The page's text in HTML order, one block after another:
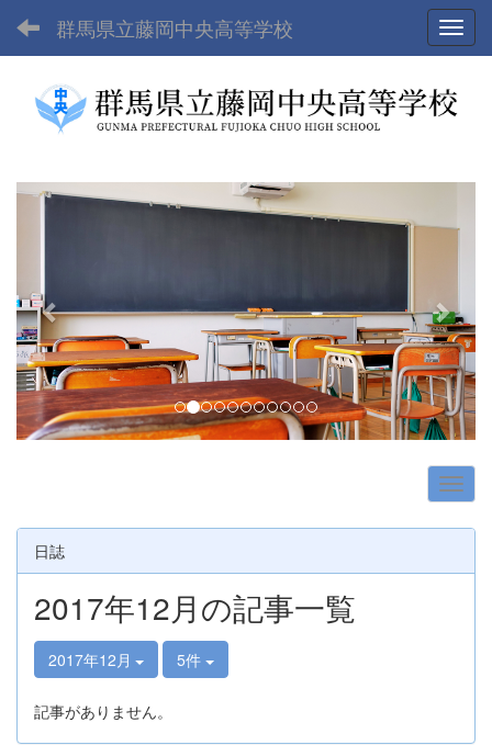
群馬県立藤岡中央高等学校
p
i
o
u
s
e
日誌
2017年12月の記事一覧
2017年12月 5件
記事がありません。